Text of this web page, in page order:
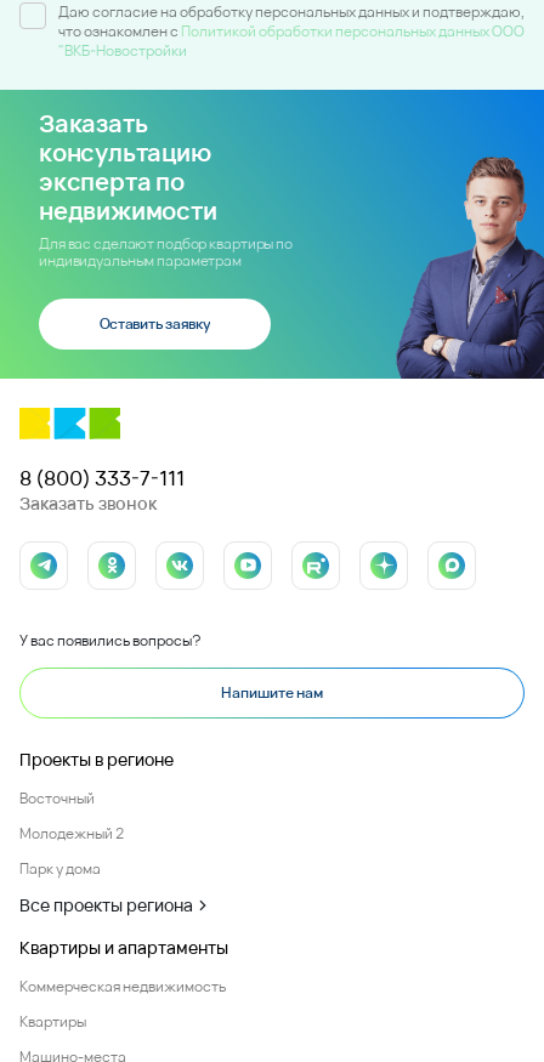
Даю согласие на обработку персональных данных и подтверждаю,
что ознакомлен c Политикой обработки персональных данных ООО
"ВКБ-Новостройки
Заказать
консультацию
эксперта по
недвижимости
Для вас сделают подбор квартиры по
индивидуальным параметрам
Оставить заявку
8 (800) 333-7-111
Заказать звонок
У вас появились вопросы?
Напишите нам
Проекты в регионе
Восточный
Молодежный 2
Парк у дома
Все проекты региона
Квартиры и апартаменты
Коммерческая недвижимость
Квартиры
Машино-места